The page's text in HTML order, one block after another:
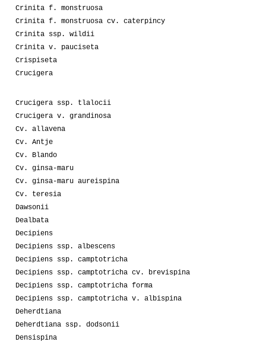
Crinita f. monstruosa
Crinita f. monstruosa cv. caterpincy
Crinita ssp. wildii
Crinita v. pauciseta
Crispiseta
Crucigera
Crucigera ssp. tlalocii
Crucigera v. grandinosa
Cv. allavena
Cv. Antje
Cv. Blando
Cv. ginsa-maru
Cv. ginsa-maru aureispina
Cv. teresia
Dawsonii
Dealbata
Decipiens
Decipiens ssp. albescens
Decipiens ssp. camptotricha
Decipiens ssp. camptotricha cv. brevispina
Decipiens ssp. camptotricha forma
Decipiens ssp. camptotricha v. albispina
Deherdtiana
Deherdtiana ssp. dodsonii
Densispina